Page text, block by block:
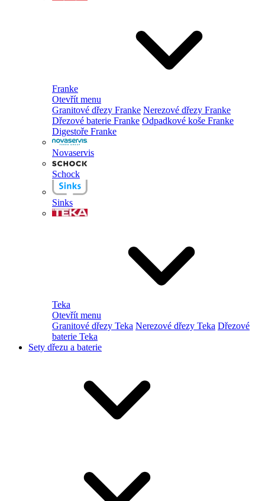
Franke
Otevřít menu
Granitové dřezy Franke Nerezové dřezy Franke
Dřezové baterie Franke Odpadkové koše Franke
Digestoře Franke
Novaservis
Schock
Sinks
Teka
Otevřít menu
Granitové dřezy Teka Nerezové dřezy Teka Dřezové
baterie Teka
Sety dřezu a baterie